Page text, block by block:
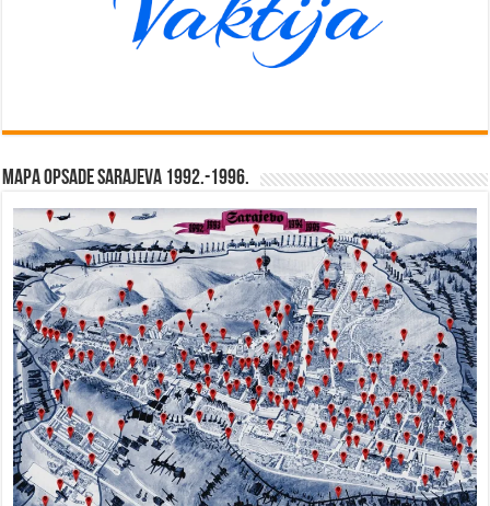
Mapa opsade Sarajeva 1992.-1996.